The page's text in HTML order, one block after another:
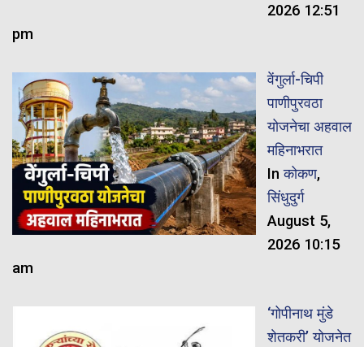
2026 12:51
pm
वेंगुर्ला-चिपी
पाणीपुरवठा
योजनेचा अहवाल
महिनाभरात
Inकोकण,
सिंधुदुर्ग
August 5,
2026 10:15
am
‘गोपीनाथ मुंडे
शेतकरी’ योजनेत